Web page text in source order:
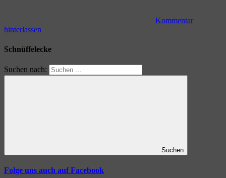
Kommentar
hinterlassen
Schnüffelecke
Suchen nach:
Suchen
Folge uns auch auf Facebook